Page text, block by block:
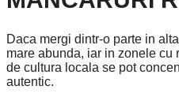
Daca mergi dintr-o parte in
mare abunda, iar in zonele cu
de cultura locala se pot
autentic.